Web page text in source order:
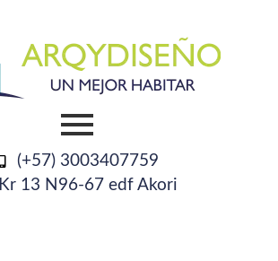
(+57) 3003407759
Kr 13 N96-67 edf Akori